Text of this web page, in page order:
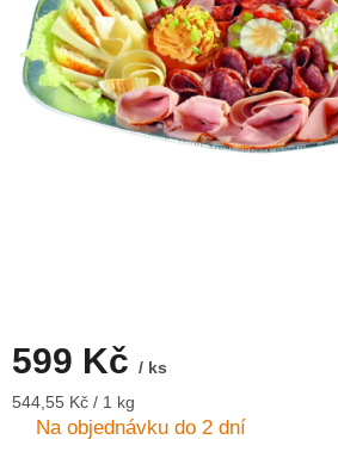
599 Kč / ks
Měrná
cena:
544,55 Kč / 1 kg
Na objednávku do 2 dní